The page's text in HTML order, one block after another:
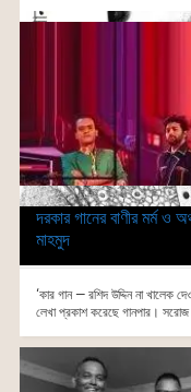
দরকার গানের বাণীর মর্ম ও
মাহমুদ
‘কার গান — রশিদ উদ্দিন না খালেক
লেখা প্রকাশ করেছে গানপার। সরোজ